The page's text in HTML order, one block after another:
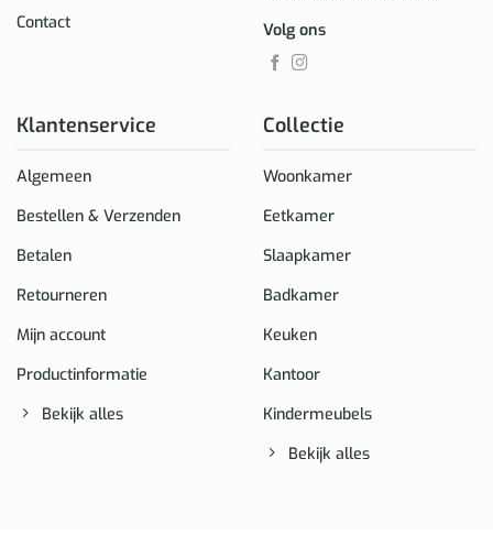
Contact
Klantenservice
Algemeen
Bestellen & Verzenden
Betalen
Retourneren
Mijn account
Productinformatie
Bekijk alles
Collectie
Woonkamer
Eetkamer
Slaapkamer
Badkamer
Keuken
Kantoor
Kindermeubels
Bekijk alles
Volg ons